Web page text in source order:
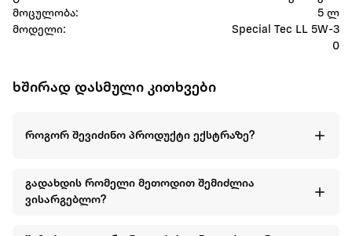
მოცულობა:
5 ლ
მოდელი:
Special Tec LL 5W-3
0
ხშირად დასმული კითხვები
როგორ შევიძინო პროდუქტი ექსტრაზე?
გადახდის რომელი მეთოდით შემიძლია
ვისარგებლო?